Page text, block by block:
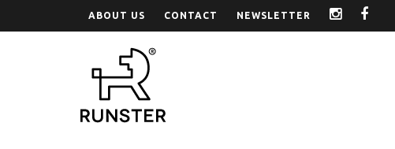
ABOUT US CONTACT NEWSLETTER instagram